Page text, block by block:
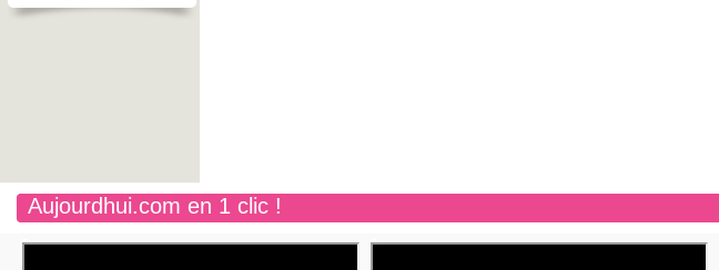
Aujourdhui.com en 1 clic !